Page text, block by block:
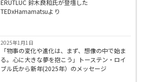
ERUTLUC 鈴木良和氏が登壇した
TEDxHamamatsuより
2025年1月1日
「物事の変化や進化は、まず、想像の中で始ま
る。心に大きな夢を抱こう」トーステン・ロイ
ブル氏から新年(2025年）のメッセージ